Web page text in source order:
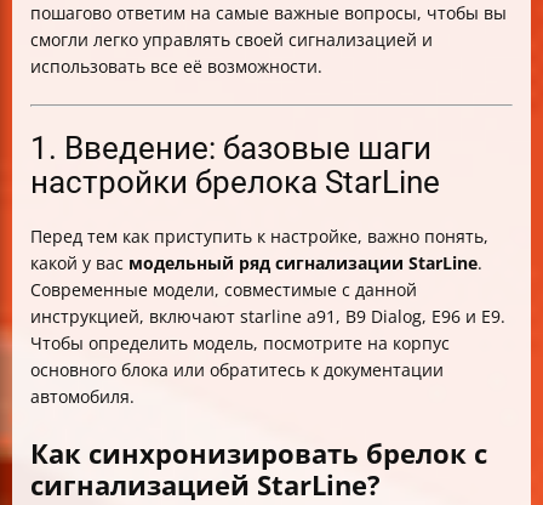
пошагово ответим на самые важные вопросы, чтобы вы
смогли легко управлять своей сигнализацией и
использовать все её возможности.
1. Введение: базовые шаги
настройки брелока StarLine
Перед тем как приступить к настройке, важно понять,
какой у вас модельный ряд сигнализации StarLine.
Современные модели, совместимые с данной
инструкцией, включают starline a91, B9 Dialog, E96 и E9.
Чтобы определить модель, посмотрите на корпус
основного блока или обратитесь к документации
автомобиля.
Как синхронизировать брелок с
сигнализацией StarLine?